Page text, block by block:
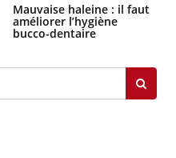
Mauvaise haleine : il faut
améliorer l’hygiène
bucco-dentaire